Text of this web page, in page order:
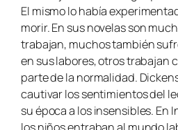
El mismo lo había
morir. En sus novelas son
trabajan, muchos también
en sus labores, otros trabajan
parte de la normalidad.
cautivar los sentimientos del
su época a los insensibles. En